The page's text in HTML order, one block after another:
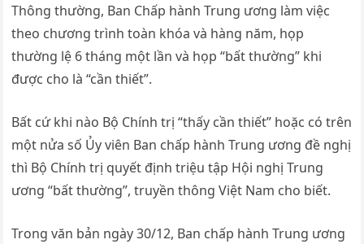
Thông thường, Ban Chấp hành Trung ương làm việc
theo chương trình toàn khóa và hàng năm, họp
thường lệ 6 tháng một lần và họp “bất thường” khi
được cho là “cần thiết”.
Bất cứ khi nào Bộ Chính trị “thấy cần thiết” hoặc có trên
một nửa số Ủy viên Ban chấp hành Trung ương đề nghị
thì Bộ Chính trị quyết định triệu tập Hội nghị Trung
ương “bất thường”, truyền thông Việt Nam cho biết.
Trong văn bản ngày 30/12, Ban chấp hành Trung ương